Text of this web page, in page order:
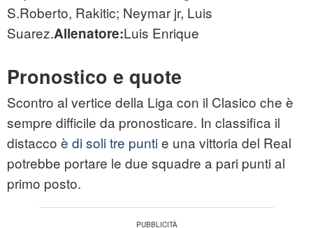
S.Roberto, Rakitic; Neymar jr, Luis
Suarez.Allenatore:Luis Enrique
Pronostico e quote
Scontro al vertice della Liga con il Clasico che è
sempre difficile da pronosticare. In classifica il
distacco è di soli tre puntie una vittoria del Real
potrebbe portare le due squadre a pari punti al
primo posto.